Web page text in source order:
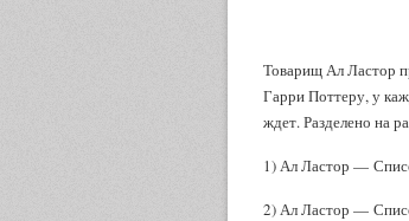
Товарищ Ал Ластор
Гарри Поттеру, у
ждет. Разделено на
1) Ал Ластор —
2) Ал Ластор —